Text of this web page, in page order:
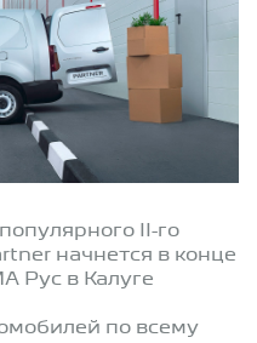
II-го
начнется в конце
Рус в Калуге
по всему